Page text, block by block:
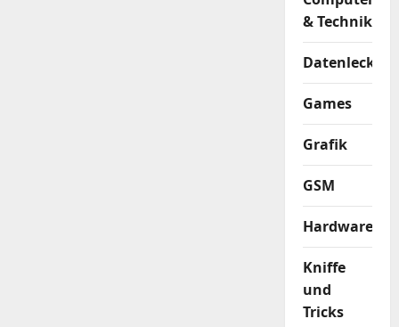
& Technik
Datenleck
Games
Grafik
GSM
Hardware
Kniffe
und
Tricks